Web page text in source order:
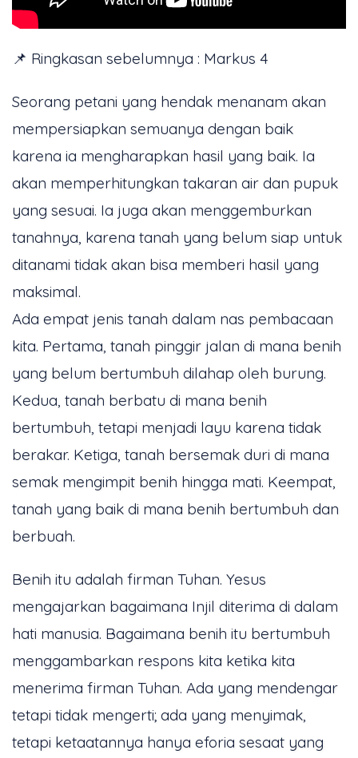
📌 Ringkasan sebelumnya : Markus 4
Seorang petani yang hendak menanam akan
mempersiapkan semuanya dengan baik
karena ia mengharapkan hasil yang baik. Ia
akan memperhitungkan takaran air dan pupuk
yang sesuai. Ia juga akan menggemburkan
tanahnya, karena tanah yang belum siap untuk
ditanami tidak akan bisa memberi hasil yang
maksimal.
Ada empat jenis tanah dalam nas pembacaan
kita. Pertama, tanah pinggir jalan di mana benih
yang belum bertumbuh dilahap oleh burung.
Kedua, tanah berbatu di mana benih
bertumbuh, tetapi menjadi layu karena tidak
berakar. Ketiga, tanah bersemak duri di mana
semak mengimpit benih hingga mati. Keempat,
tanah yang baik di mana benih bertumbuh dan
berbuah.
Benih itu adalah firman Tuhan. Yesus
mengajarkan bagaimana Injil diterima di dalam
hati manusia. Bagaimana benih itu bertumbuh
menggambarkan respons kita ketika kita
menerima firman Tuhan. Ada yang mendengar
tetapi tidak mengerti; ada yang menyimak,
tetapi ketaatannya hanya eforia sesaat yang